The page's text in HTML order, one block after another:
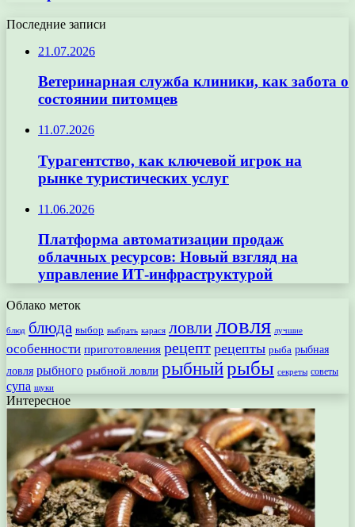
Последние записи
21.07.2026
Ветеринарная служба клиники, как забота о
состоянии питомцев
11.07.2026
Турагентство, как ключевой игрок на
рынке туристических услуг
11.06.2026
Платформа автоматизации продаж
облачных ресурсов: Новый взгляд на
управление ИТ-инфраструктурой
Облако меток
блюд блюда выбор выбрать карася ловлиловля лучшие
особенности приготовления рецепт рецепты рыба рыбная
ловля рыбного рыбной ловли рыбныйрыбы секреты советы
супа щуки
Интересное